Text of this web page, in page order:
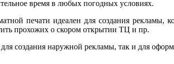
время в любых погодных условиях.
печати идеален для создания рекламы,
прохожих о скором открытии ТЦ и пр.
создания наружной рекламы, так и для